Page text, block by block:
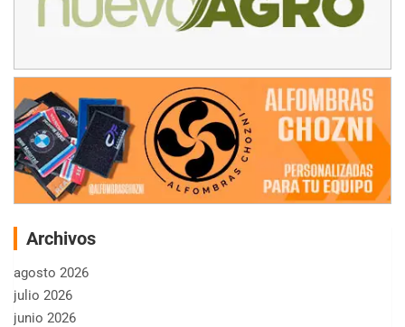
Archivos
agosto 2026
julio 2026
junio 2026